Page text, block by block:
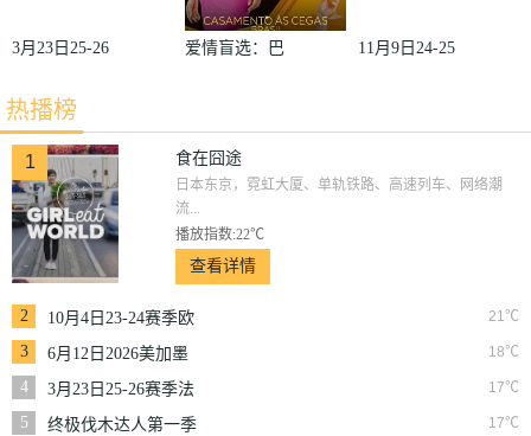
3月23日25-26
轮雷恩VS梅
斯
爱情盲选：巴
11月9日24-25
利
热播榜
1 食在囧途
日本东京，霓虹大厦、单轨铁路、高速列车、网络潮
流...
播放指数:22℃
查看详情
2 21℃
10月4日23-24赛季欧
冠小组赛第2轮那不
勒斯VS皇家马德里
3 18℃
6月12日2026美加墨
世界杯小组赛韩国VS
捷克
4 17℃
3月23日25-26赛季法
甲第27轮雷恩VS梅斯
5 17℃
终极伐木达人第一季